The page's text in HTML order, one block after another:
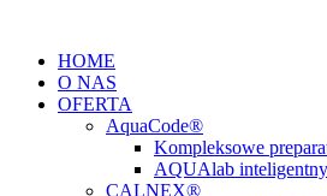
treści
HOME
O NAS
OFERTA
AquaCode®
Kompleksowe
AQUAlab
CALNEX®